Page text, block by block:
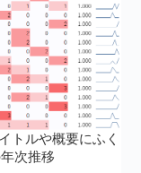
トルや概要にふく
次推移